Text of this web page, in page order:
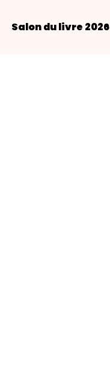
Salon du livre 2026